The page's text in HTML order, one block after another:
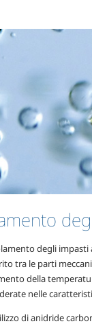
degli impasti
tra le parti
della
nelle
di anidride